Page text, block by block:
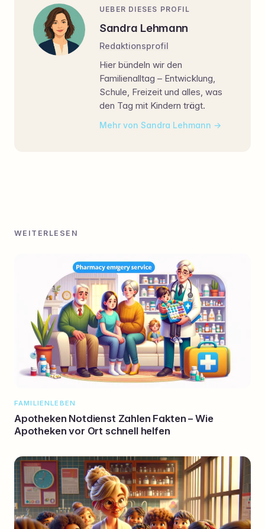
UEBER DIESES PROFIL
Sandra Lehmann
Redaktionsprofil
Hier bündeln wir den
Familienalltag – Entwicklung,
Schule, Freizeit und alles, was
den Tag mit Kindern trägt.
Mehr von Sandra Lehmann
WEITERLESEN
FAMILIENLEBEN
Apotheken Notdienst Zahlen Fakten – Wie
Apotheken vor Ort schnell helfen